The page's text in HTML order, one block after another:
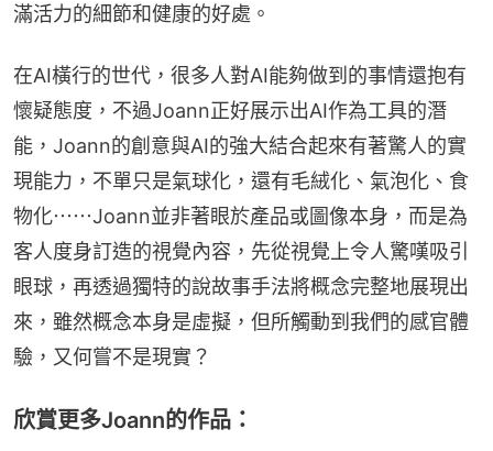
滿活力的細節和健康的好處。
在AI橫行的世代，很多人對AI能夠做到的事情還抱有
懷疑態度，不過Joann正好展示出AI作為工具的潛
能，Joann的創意與AI的強大結合起來有著驚人的實
現能力，不單只是氣球化，還有毛絨化、氣泡化、食
物化⋯⋯Joann並非著眼於產品或圖像本身，而是為
客人度身訂造的視覺內容，先從視覺上令人驚嘆吸引
眼球，再透過獨特的說故事手法將概念完整地展現出
來，雖然概念本身是虛擬，但所觸動到我們的感官體
驗，又何嘗不是現實？
欣賞更多Joann的作品：